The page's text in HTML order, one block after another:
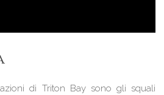
di Triton Bay sono gli squali